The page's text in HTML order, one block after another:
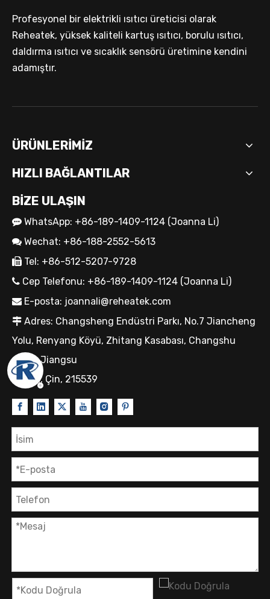
Profesyonel bir elektrikli ısıtıcı üreticisi olarak
Reheatek, yüksek kaliteli kartuş ısıtıcı, borulu ısıtıcı,
daldırma ısıtıcı ve sıcaklık sensörü üretimine kendini
adamıştır.
ÜRÜNLERİMİZ
HIZLI BAĞLANTILAR
BİZE ULAŞIN
 WhatsApp: +86-189-1409-1124 (Joanna Li)
 Wechat: +86-188-2552-5613
 Tel: +86-512-5207-9728
 Cep Telefonu: +86-189-1409-1124 (Joanna Li)
 E-posta: joannali@reheatek.com
 Adres: Changsheng Endüstri Parkı, No.7 Jiancheng
Yolu, Renyang Köyü, Zhitang Kasabası, Changshu
Şehri, Jiangsu
Eyalet, Çin, 215539